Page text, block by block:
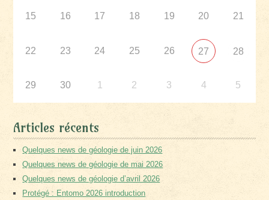
15 16 17 18 19 20 21
22 23 24 25 26 27 28
29 30 1 2 3 4 5
Articles récents
Quelques news de géologie de juin 2026
Quelques news de géologie de mai 2026
Quelques news de géologie d’avril 2026
Protégé : Entomo 2026 introduction